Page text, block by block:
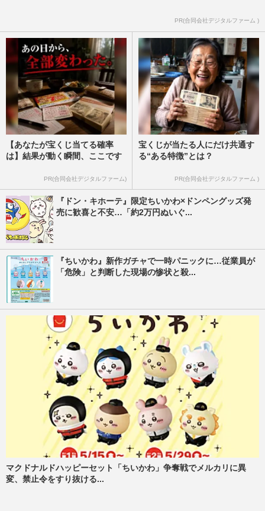
PR(合同会社デジタルファーム )
【あなたが宝くじ当てる確率
は】結果が動く瞬間、ここです
PR(合同会社デジタルファーム)
宝くじが当たる人にだけ共通す
る“ある特徴”とは？
PR(合同会社デジタルファーム )
『ドン・キホーテ』限定ちいかわ×ドンペングッズ発
売に歓喜と不安…「約2万円ぬいぐ...
『ちいかわ』新作ガチャで一時パニックに…従業員が
「危険」と判断した現場の惨状と殺...
マクドナルドハッピーセット「ちいかわ」争奪戦でメルカリに異
変、禁止令をすり抜ける...